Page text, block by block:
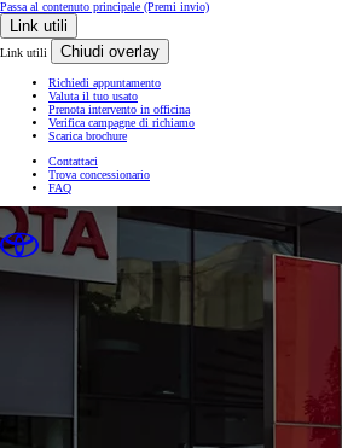
Passa al contenuto principale (Premi invio)
Link utili
Link utili Chiudi overlay
Richiedi appuntamento
Valuta il tuo usato
Prenota intervento in officina
Verifica campagne di richiamo
Scarica brochure
Contattaci
Trova concessionario
FAQ